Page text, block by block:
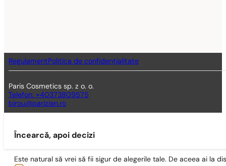
RegulamentPolitica de confidențialitate
Paris Cosmetics sp. z o. o.
Telefon: +40373809575
birou@parizian.ro
Încearcă, apoi decizi
Este natural să vrei să fii sigur de alegerile tale. De aceea ai la